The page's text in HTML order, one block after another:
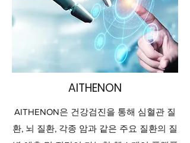
AITHENON
AITHENON은 건강검진을 통해 심혈관 질
환, 뇌 질환, 각종 암과 같은 주요 질환의 질